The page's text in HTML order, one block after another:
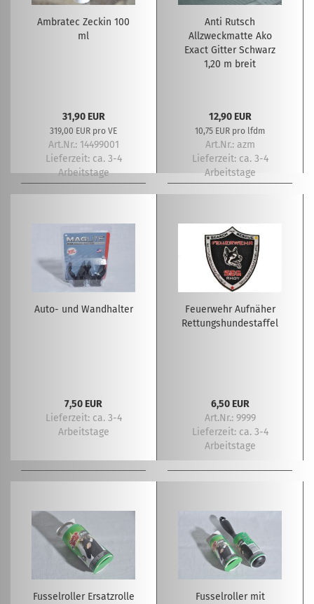
Ambratec Zeckin 100
ml
31,90 EUR
319,00 EUR pro VE
Art.Nr.: 14499001
Lieferzeit: ca. 3-4
Arbeitstage
Anti Rutsch
Allzweckmatte Ako
Exact Gitter Schwarz
1,20 m breit
12,90 EUR
10,75 EUR pro lfdm
Art.Nr.: azm
Lieferzeit: ca. 3-4
Arbeitstage
Auto- und Wandhalter
7,50 EUR
Lieferzeit: ca. 3-4
Arbeitstage
Feuerwehr Aufnäher
Rettungshundestaffel
6,50 EUR
Art.Nr.: 9999
Lieferzeit: ca. 3-4
Arbeitstage
Fusselroller Ersatzrolle
Fusselroller mit